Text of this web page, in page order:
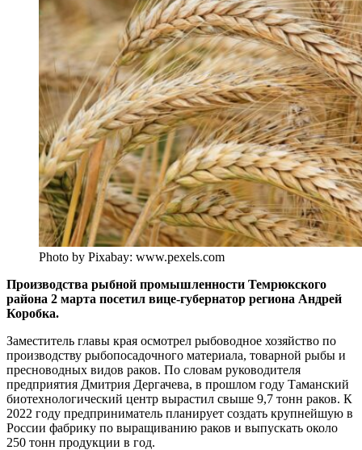
Photo by Pixabay: www.pexels.com
Производства рыбной промышленности Темрюкского
района 2 марта посетил вице-губернатор региона Андрей
Коробка.
Заместитель главы края осмотрел рыбоводное хозяйство по
производству рыбопосадочного материала, товарной рыбы и
пресноводных видов раков. По словам руководителя
предприятия Дмитрия Дергачева, в прошлом году Таманский
биотехнологический центр вырастил свыше 9,7 тонн раков. К
2022 году предприниматель планирует создать крупнейшую в
России фабрику по выращиванию раков и выпускать около
250 тонн продукции в год.